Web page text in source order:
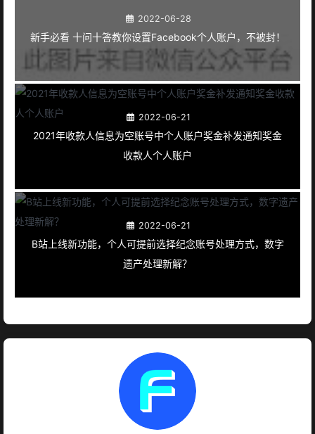
2022-06-28
新手必看 十问十答教你设置Facebook个人账户，不被封！
2022-06-21
2021年收款人信息为空账号中个人账户奖金补发通知奖金
收款人个人账户
2022-06-21
B站上线新功能，个人可提前选择纪念账号处理方式，数字
遗产处理新解？